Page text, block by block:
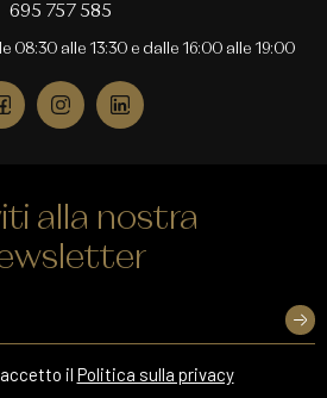
695 757 585
08:30 alle 13:30 e dalle 16:00 alle 19:00
alla nostra
il Politica sulla privacy